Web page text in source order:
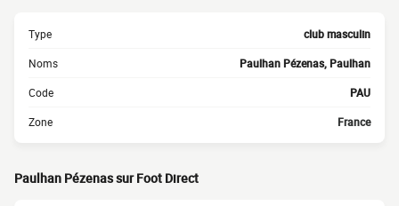
Type club masculin
Noms Paulhan Pézenas, Paulhan
Code PAU
Zone France
Paulhan Pézenas sur Foot Direct